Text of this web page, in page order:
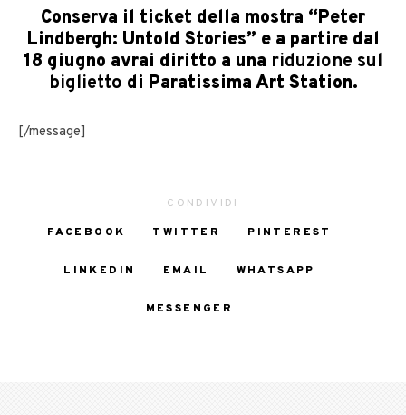
Conserva il ticket della mostra “Peter
Lindbergh: Untold Stories” e a partire dal
18 giugno avrai diritto a una riduzione sul
biglietto di Paratissima Art Station.
[/message]
CONDIVIDI
FACEBOOK
TWITTER PINTEREST
LINKEDIN EMAIL WHATSAPP
MESSENGER